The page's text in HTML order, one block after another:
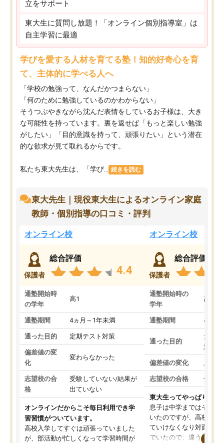
立をサポート
東大生に質問し放題！「オンライン個別指導室」は
自主学習に最適
学びを愛する人材を育てる塾！知的好奇心を育
て、主体的に学べる人へ
「学校の勉強って、なんだかつまらない」
「何のために勉強しているのかわからない」
そうつぶやきながら沈んだ表情をしているお子様は、大き
な可能性を持っています。裏を返せば「もっと楽しい勉強
がしたい」「目的意識を持って、頑張りたい」という潜在
的な欲求が見て取れるからです。
私たち東大先生は、「学び... 続きを読む
東大先生｜現役東大生によるオンライン家庭
教師・個別指導の口コミ・評判
オンライン校
保護者
総合評価
4.4
通塾開始時
の学年
高1
通塾期間 4ヵ月～1年未満
通った目的 定期テスト対策
偏差値の変
化
変わらなかった
志望校の合
格
受験していない/結果が
出ていない
オンラインだからこそ毎日利用でき学
習習慣がついています。
高校入学してすぐは頑張っていました
が、部活動が忙しくなって学習時間が
オンライン校
保護者
総合評価
通塾開始時の
学年
高3
通塾期間 4ヵ月
通った目的
大学
対策
偏差値の変化 上が
志望校の合格 合格
東大生ってやっぱりすご
息子は中学まではそこそ
いたのですが、高校に入
ていけなくなり対面の塾
でいたので、違うアプロ